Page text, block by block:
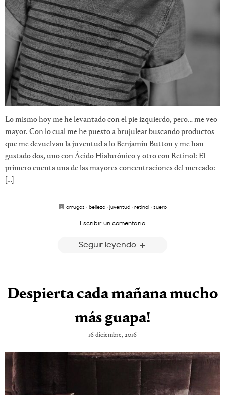
Lo mismo hoy me he levantado con el pie izquierdo, pero… me veo
mayor. Con lo cual me he puesto a brujulear buscando productos
que me devuelvan la juventud a lo Benjamin Button y me han
gustado dos, uno con Ácido Hialurónico y otro con Retinol: El
primero cuenta una de las mayores concentraciones del mercado:
[…]
arrugas· belleza· juventud· retinol· suero
Escribir un comentario
Seguir leyendo
Despierta cada mañana mucho
más guapa!
16 diciembre, 2016